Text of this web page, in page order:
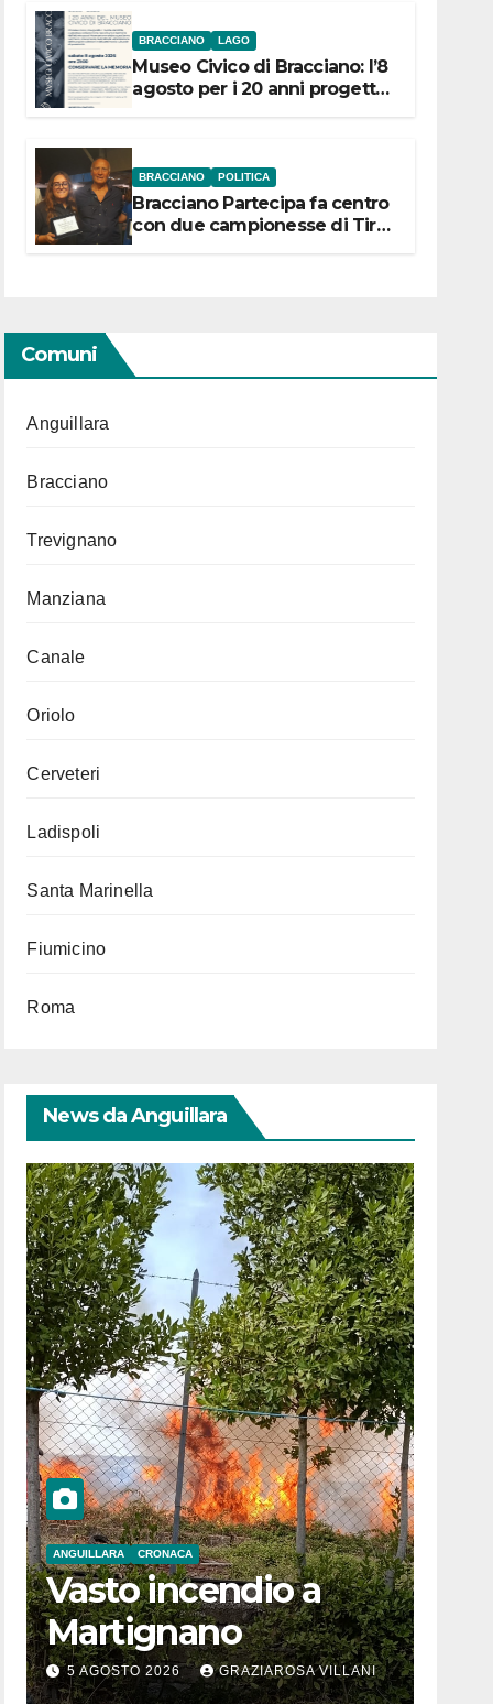
BRACCIANO LAGO
Museo Civico di Bracciano: l’8
agosto per i 20 anni progetto
BRACCIANO POLITICA
Bracciano Partecipa fa centro
con due campionesse di Tiro
Comuni
Anguillara
Bracciano
Trevignano
Manziana
Canale
Oriolo
Cerveteri
Ladispoli
Santa Marinella
Fiumicino
Roma
News da Anguillara
ANGUILLARA CRONACA
Vasto incendio a
Martignano
5 AGOSTO 2026 GRAZIAROSA VILLANI